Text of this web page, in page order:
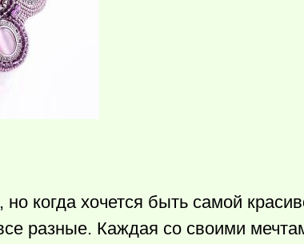
когда хочется быть самой
разные. Каждая со своими